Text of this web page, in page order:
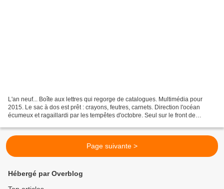
L'an neuf... Boîte aux lettres qui regorge de catalogues. Multimédia pour
2015. Le sac à dos est prêt : crayons, feutres, carnets. Direction l'océan
écumeux et ragaillardi par les tempêtes d'octobre. Seul sur le front de
Page suivante >
Hébergé par Overblog